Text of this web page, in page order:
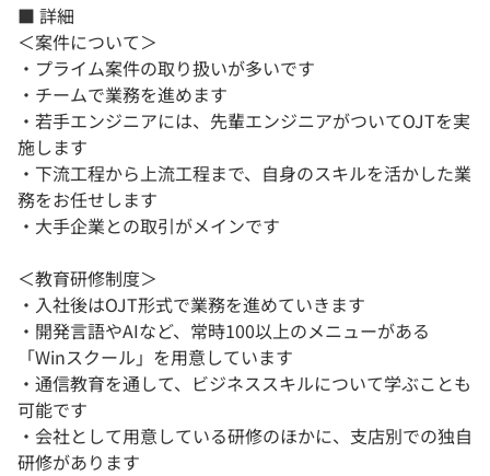
■ 詳細
＜案件について＞
・プライム案件の取り扱いが多いです
・チームで業務を進めます
・若手エンジニアには、先輩エンジニアがついてOJTを実
施します
・下流工程から上流工程まで、自身のスキルを活かした業
務をお任せします
・大手企業との取引がメインです
＜教育研修制度＞
・入社後はOJT形式で業務を進めていきます
・開発言語やAIなど、常時100以上のメニューがある
「Winスクール」を用意しています
・通信教育を通して、ビジネススキルについて学ぶことも
可能です
・会社として用意している研修のほかに、支店別での独自
研修があります